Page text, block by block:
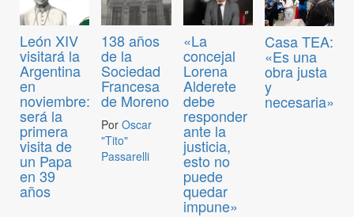
León XIV
visitará la
Argentina
en
noviembre:
será la
primera
visita de
un Papa
en 39
años
138 años
de la
Sociedad
Francesa
de Moreno
PorOscar
"Tito"
Passarelli
«La
concejal
Lorena
Alderete
debe
responder
ante la
justicia,
esto no
puede
quedar
impune»
Casa TEA:
«Es una
obra justa
y
necesaria»